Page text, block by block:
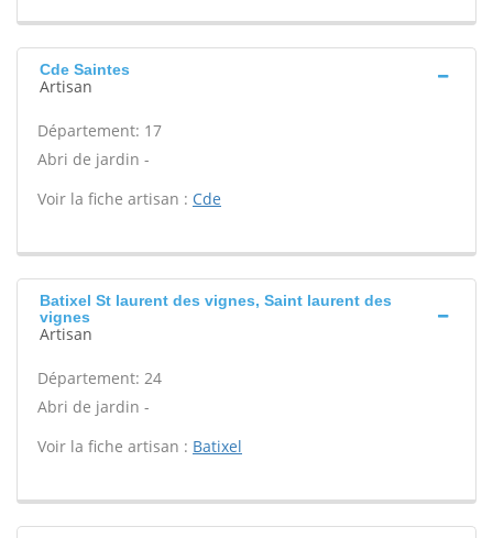
Cde Saintes
Artisan
Département: 17
Abri de jardin -
Voir la fiche artisan : Cde
Batixel St laurent des vignes, Saint laurent des
vignes
Artisan
Département: 24
Abri de jardin -
Voir la fiche artisan : Batixel